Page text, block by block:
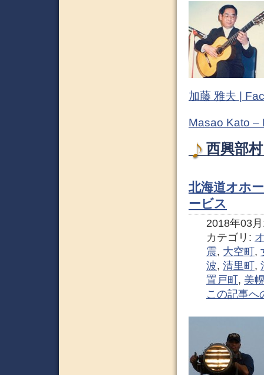
加藤 雅夫 |
Masao Kato –
西興部
北海道オホ
ービス
2018年03
カテゴリ:
震, 大空町,
波, 清里町,
置戸町, 美
この記事へ